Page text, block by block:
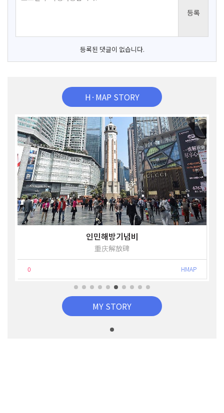
등록된 댓글이 없습니다.
H·MAP STORY
인민해방기념비
重庆解放碑
0 HMAP
MY STORY